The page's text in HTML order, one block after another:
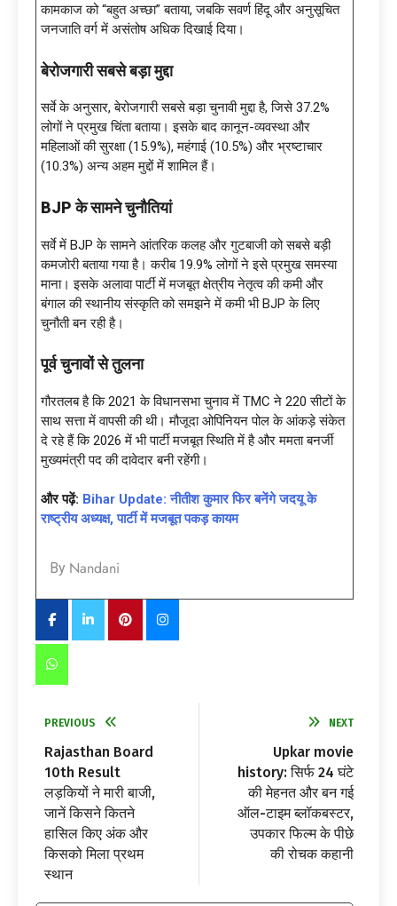
कामकाज को “बहुत अच्छा” बताया, जबकि सवर्ण हिंदू और अनुसूचित
जनजाति वर्ग में असंतोष अधिक दिखाई दिया।
बेरोजगारी सबसे बड़ा मुद्दा
सर्वे के अनुसार, बेरोजगारी सबसे बड़ा चुनावी मुद्दा है, जिसे 37.2%
लोगों ने प्रमुख चिंता बताया। इसके बाद कानून-व्यवस्था और
महिलाओं की सुरक्षा (15.9%), महंगाई (10.5%) और भ्रष्टाचार
(10.3%) अन्य अहम मुद्दों में शामिल हैं।
BJP के सामने चुनौतियां
सर्वे में BJP के सामने आंतरिक कलह और गुटबाजी को सबसे बड़ी
कमजोरी बताया गया है। करीब 19.9% लोगों ने इसे प्रमुख समस्या
माना। इसके अलावा पार्टी में मजबूत क्षेत्रीय नेतृत्व की कमी और
बंगाल की स्थानीय संस्कृति को समझने में कमी भी BJP के लिए
चुनौती बन रही है।
पूर्व चुनावों से तुलना
गौरतलब है कि 2021 के विधानसभा चुनाव में TMC ने 220 सीटों के
साथ सत्ता में वापसी की थी। मौजूदा ओपिनियन पोल के आंकड़े संकेत
दे रहे हैं कि 2026 में भी पार्टी मजबूत स्थिति में है और ममता बनर्जी
मुख्यमंत्री पद की दावेदार बनी रहेंगी।
और पढ़ें: Bihar Update: नीतीश कुमार फिर बनेंगे जदयू के
राष्ट्रीय अध्यक्ष, पार्टी में मजबूत पकड़ कायम
By Nandani
PREVIOUS
Rajasthan Board
10th Result
लड़कियों ने मारी बाजी,
जानें किसने कितने
हासिल किए अंक और
किसको मिला प्रथम
स्थान
NEXT
Upkar movie
history: सिर्फ 24 घंटे
की मेहनत और बन गई
ऑल-टाइम ब्लॉकबस्टर,
उपकार फिल्म के पीछे
की रोचक कहानी